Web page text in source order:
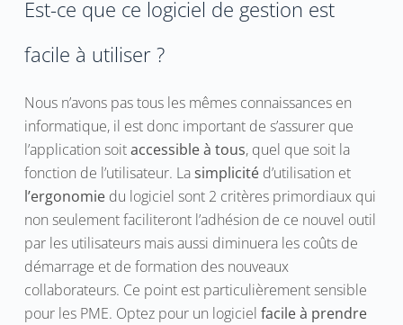
Est-ce que ce logiciel de gestion est
facile à utiliser ?
Nous n’avons pas tous les mêmes connaissances en
informatique, il est donc important de s’assurer que
l’application soitaccessible à tous, quel que soit la
fonction de l’utilisateur. Lasimplicitéd’utilisation et
l’ergonomiedu logiciel sont 2 critères primordiaux qui
non seulement faciliteront l’adhésion de ce nouvel outil
par les utilisateurs mais aussi diminuera les coûts de
démarrage et de formation des nouveaux
collaborateurs. Ce point est particulièrement sensible
pour les PME. Optez pour un logiciel facile à prendre